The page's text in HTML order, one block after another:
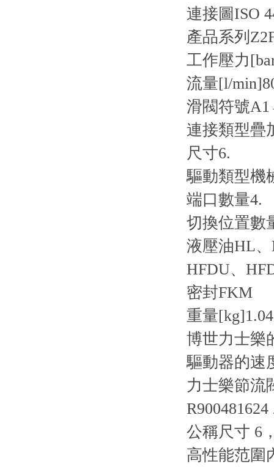
連接圖ISO
產品系列
工作壓力
流量[l/min]
滑閥符號
連接類型疊
尺寸6.
驅動類型機
端口數量4.
切換位置數
液壓油HL、
HFDU、
密封FKM
重量[kg]1.04
博世力士樂
驅動器的速
力士樂節流
公稱尺寸 6
高性能范圍